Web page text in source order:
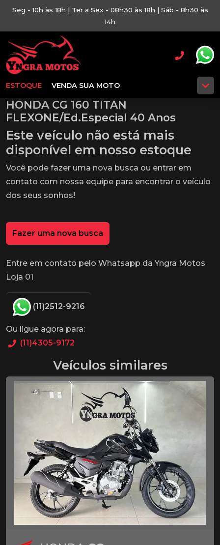
Seg - 10h às 18h | Ter a Sex - 08h30 às 18h | Sáb - 8h30 às
14h
ESTOQUE VENDA SUA MOTO
HONDA CG 160 TITAN
FLEXONE/Ed.Especial 40 Anos
Este veículo não está mais
disponível em nosso estoque
Você pode fazer uma nova busca ou entrar em
contato com nossa equipe para encontrar o veículo
dos seus sonhos!
Fazer uma nova busca
Entre em contato pelo Whatsapp da Yngra Motos
Loja 01
(11)2512-9216
Ou ligue agora para:
(11)4305-9172
Veículos similares